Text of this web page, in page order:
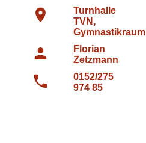
Turnhalle
TVN,
Gymnastikraum
Florian
Zetzmann
0152/275
974 85